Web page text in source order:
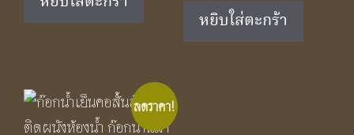
฿1,890.00.
฿1,250.00.
was:
฿1,890.00.
หยิบใส่ตะกร้า
ลดราคา!